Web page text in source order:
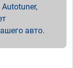
авто.